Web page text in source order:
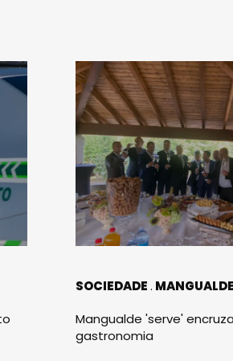
SOCIEDADE MANGUALDE
Mangualde 'serve'
gastronomia